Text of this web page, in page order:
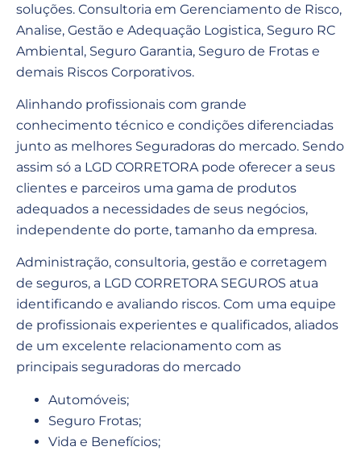
soluções. Consultoria em Gerenciamento de Risco,
Analise, Gestão e Adequação Logistica, Seguro RC
Ambiental, Seguro Garantia, Seguro de Frotas e
demais Riscos Corporativos.
Alinhando profissionais com grande
conhecimento técnico e condições diferenciadas
junto as melhores Seguradoras do mercado. Sendo
assim só a LGD CORRETORA pode oferecer a seus
clientes e parceiros uma gama de produtos
adequados a necessidades de seus negócios,
independente do porte, tamanho da empresa.
Administração, consultoria, gestão e corretagem
de seguros, a LGD CORRETORA SEGUROS atua
identificando e avaliando riscos. Com uma equipe
de profissionais experientes e qualificados, aliados
de um excelente relacionamento com as
principais seguradoras do mercado
Automóveis;
Seguro Frotas;
Vida e Benefícios;